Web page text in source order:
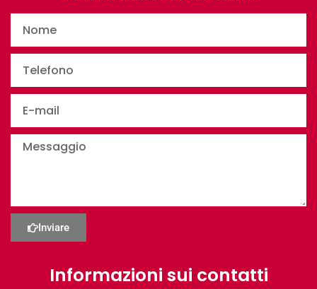
Inviare
Informazioni sui contatti